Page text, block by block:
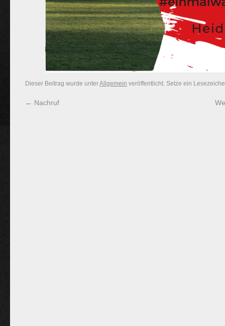
Dieser Beitrag wurde unterAllgemein veröffentlicht. Setze ein
← Nachruf